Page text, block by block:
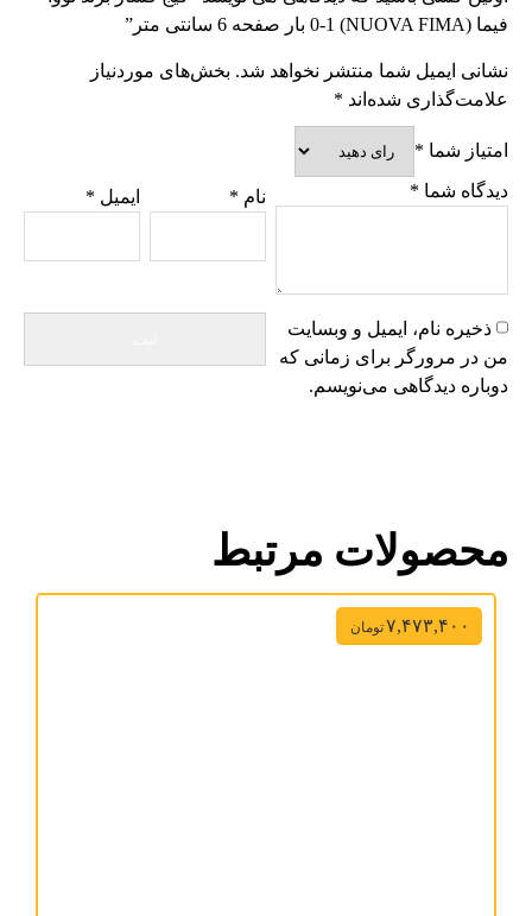
فیما (NUOVA FIMA) 0-1 بار صفحه 6 سانتی متر”
نشانی ایمیل شما منتشر نخواهد شد. بخش‌های موردنیاز
علامت‌گذاری شده‌اند *
امتیاز شما *
دیدگاه شما * نام * ایمیل *
ذخیره نام، ایمیل و وبسایت
من در مرورگر برای زمانی که
دوباره دیدگاهی می‌نویسم.
محصولات مرتبط
۷,۴۷۳,۴۰۰تومان